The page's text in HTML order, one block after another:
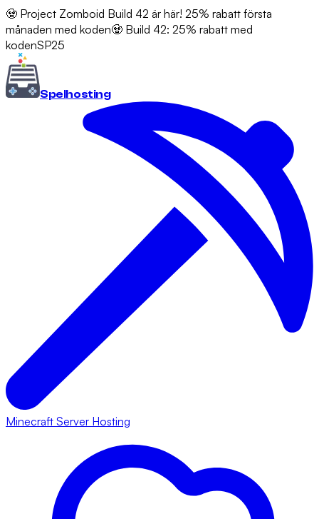
🧟 Project Zomboid Build 42 är här! 25% rabatt första
månaden med koden🧟 Build 42: 25% rabatt med
kodenSP25
Spelhosting
Minecraft Server Hosting